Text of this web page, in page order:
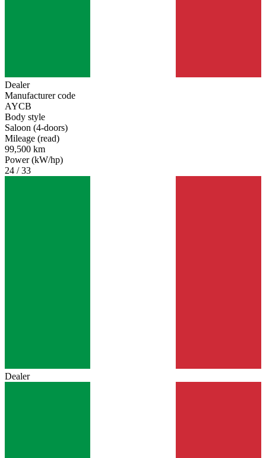
Dealer
Manufacturer code
AYCB
Body style
Saloon (4-doors)
Mileage (read)
99,500 km
Power (kW/hp)
24 / 33
Dealer